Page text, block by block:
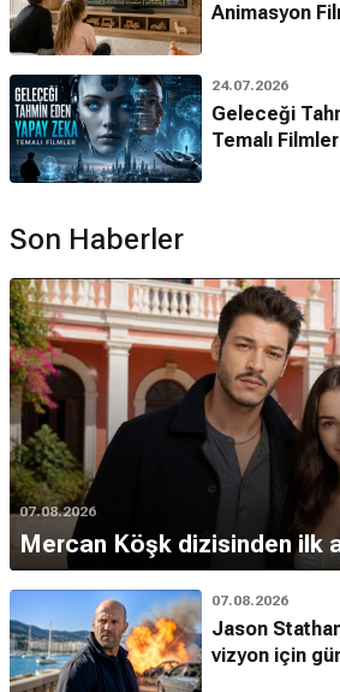
Animasyon
24.07.2026
Geleceği
Temalı Filmler
Son Haberler
07.08.2026
Mercan Köşk dizisinden ilk
07.08.2026
Jason
vizyon için